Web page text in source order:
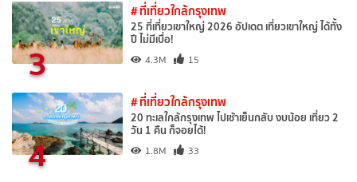
3
# ที่เที่ยวใกล้กรุงเทพ
25 ที่เที่ยวเขาใหญ่ 2026 อัปเดต เที่ยวเขาใหญ่ ได้ทั้ง
ปี ไม่มีเบื่อ!
4.3M 15
4
# ที่เที่ยวใกล้กรุงเทพ
20 ทะเลใกล้กรุงเทพ ไปเช้าเย็นกลับ งบน้อย เที่ยว 2
วัน 1 คืน ก็จอยได้!
1.8M 33